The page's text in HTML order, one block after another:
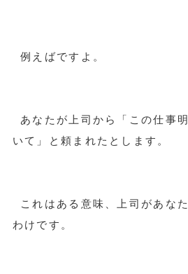
例えばですよ。
あなたが上司から「この仕事
いて」と頼まれたとします。
これはある意味、上司があな
わけです。